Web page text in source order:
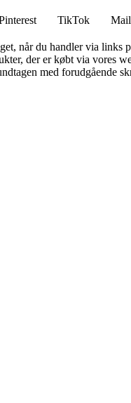
TikTok Mail
når du handler via links
der er købt via vores
med forudgående